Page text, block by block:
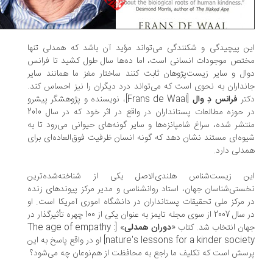
پیچیدگی و شکنندگی می‌تواند مؤید آن باشد که همدلی تنها
موجودات انسانی است، اما ده‌ها سال طول کشید تا فرانس
و سایر زیست‌پژوهان ثابت کنند ساختار مغز ما همانند سایر
به نحوی است که می‌تواند درد دیگران را نیز احساس کند.
فرانس دِ وال
[Frans de Waal]، نویسنده و پژوهشگر پیشرو
در حوزه مطالعات پستانداران در واقع در اثر خود که در سال 2010
شده، سراغ شامپانزه‌ها و سایر گونه‌های حیوانی می‌رود تا به
مستند نشان دهد که گونه انسان ظرفیت فوق‌العاده‌ای برای
دارد.
زیست‌شناس هلندی‌الاصل یکی از شناخته‌شده‌ترین
جهان، استاد روانشناسی و مدیر مرکز پیوندهای زنده
مرکز ملی تحقیقات پستانداران در دانشگاه اموری آمریکا است. او
در سال 2007 از سوی مجله تایمز به عنوان یکی از 100 چهره تأثیرگذار در
انتخاب شد. کتاب « دوران همدلی » [The age of empathy :
nature's lessons for a kinder society] او در واقع پاسخ به این
است که تکلیف ما راجع به محافظت از هم‌نوعان چه می‌شود؟